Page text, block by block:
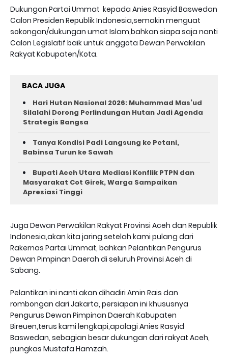
Dukungan Partai Ummat kepada Anies Rasyid Baswedan
Calon Presiden Republik Indonesia,semakin menguat
sokongan/dukungan umat Islam,bahkan siapa saja nanti
Calon Legislatif baik untuk anggota Dewan Perwakilan
Rakyat Kabupaten/Kota.
BACA JUGA
Hari Hutan Nasional 2026: Muhammad Mas’ud
Silalahi Dorong Perlindungan Hutan Jadi Agenda
Strategis Bangsa
Tanya Kondisi Padi Langsung ke Petani,
Babinsa Turun ke Sawah
Bupati Aceh Utara Mediasi Konflik PTPN dan
Masyarakat Cot Girek, Warga Sampaikan
Apresiasi Tinggi
Juga Dewan Perwakilan Rakyat Provinsi Aceh dan Republik
Indonesia,akan kita jaring setelah kami pulang dari
Rakernas Partai Ummat, bahkan Pelantikan Pengurus
Dewan Pimpinan Daerah di seluruh Provinsi Aceh di
Sabang.
Pelantikan ini nanti akan dihadiri Amin Rais dan
rombongan dari Jakarta, persiapan ini khususnya
Pengurus Dewan Pimpinan Daerah Kabupaten
Bireuen,terus kami lengkapi,apalagi Anies Rasyid
Baswedan, sebagian besar dukungan dari rakyat Aceh,
pungkas Mustafa Hamzah.